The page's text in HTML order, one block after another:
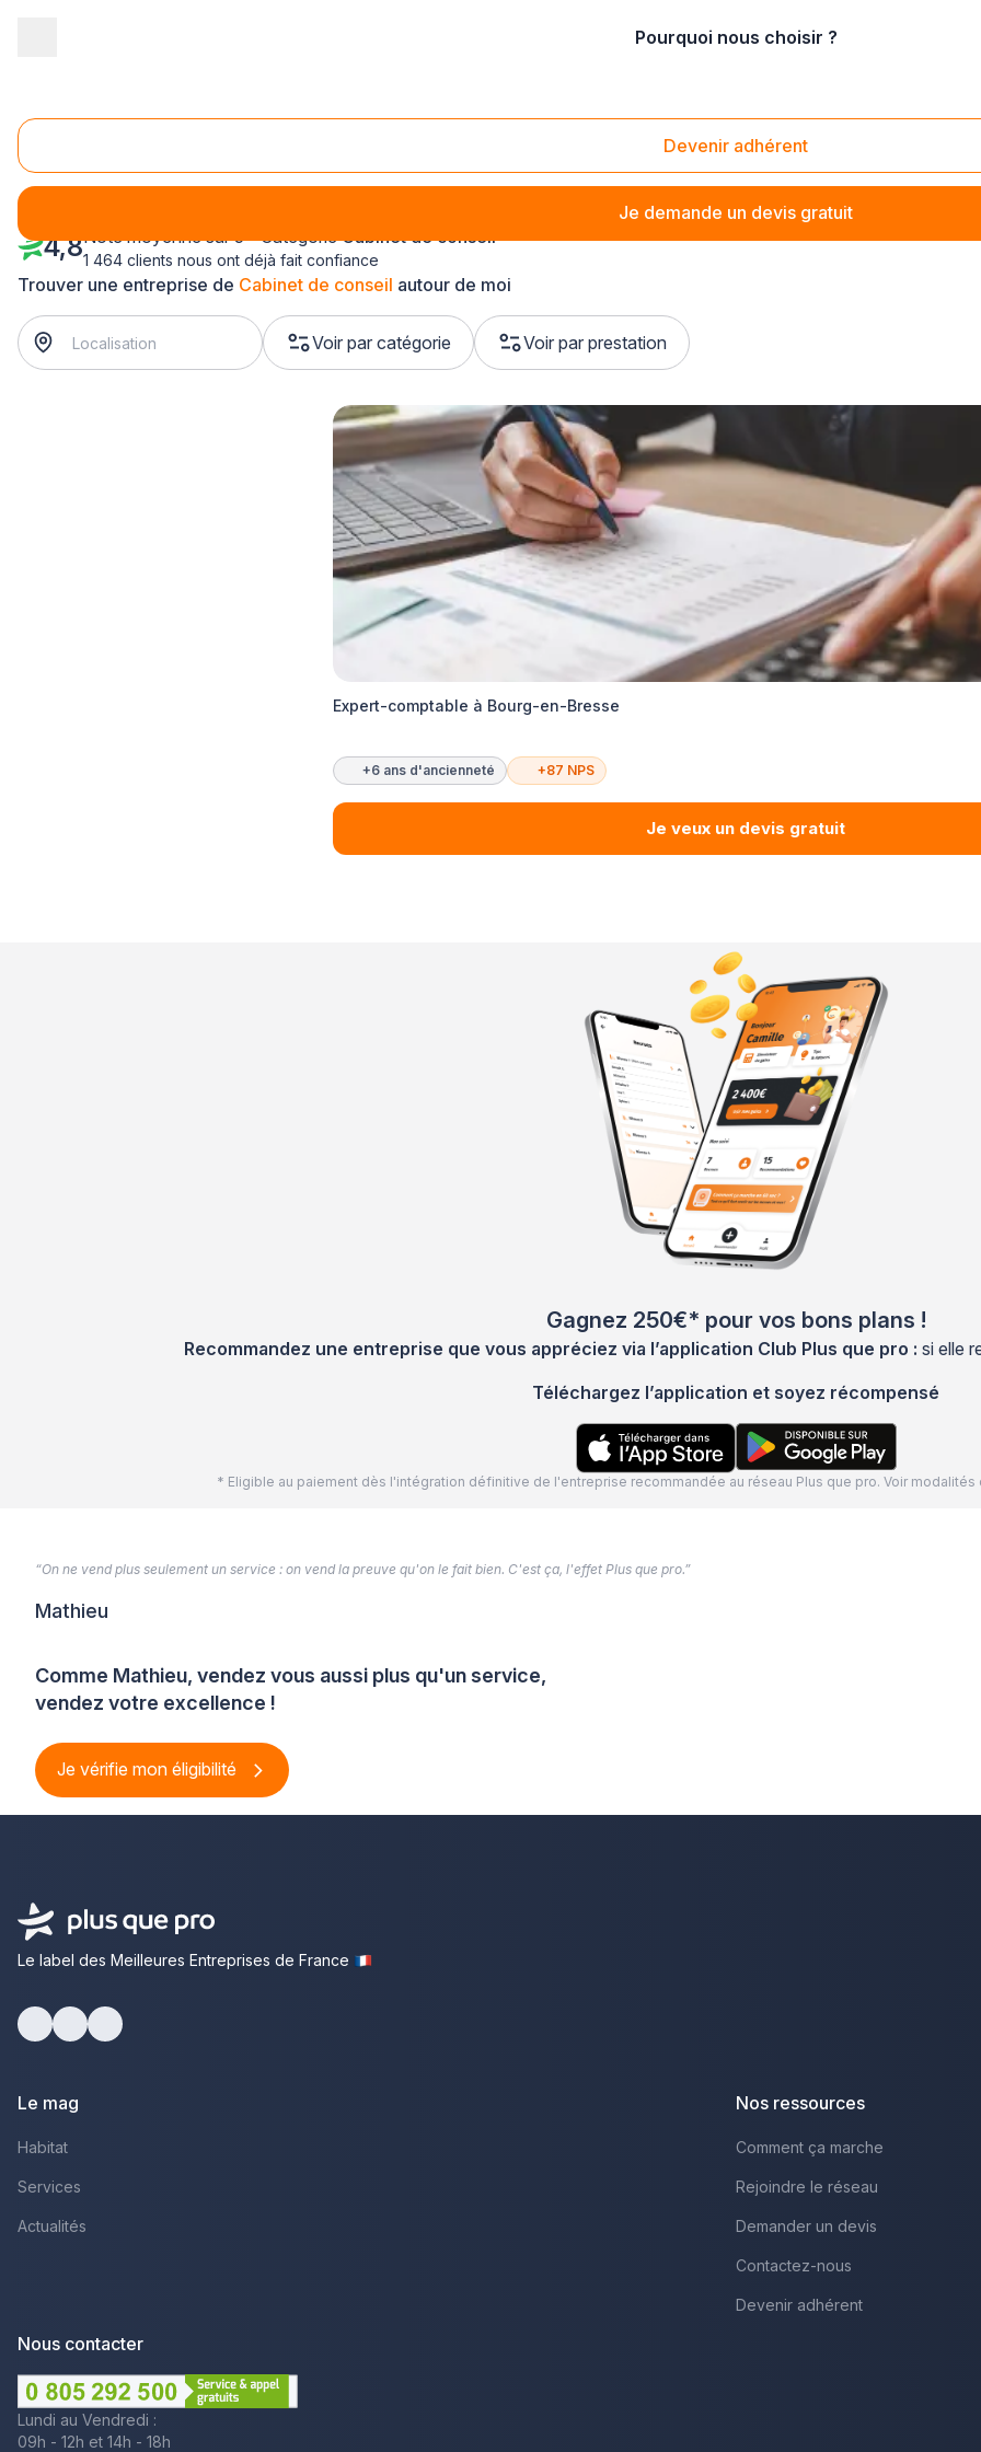
Pourquoi nous choisir ?
Devenir adhérent
Je demande un devis gratuit
Cabinet de conseil Bourg-en-Bresse (01000)
Trouver une entreprise de Cabinet de conseil autour de moi
Voir par catégorie Voir par prestation
4,8Note moyenne sur 5 - CatégorieCabinet de conseil
1 464 clients nous ont déjà fait confiance
Expert-comptable à Bourg-en-Bresse
+6 ans d'ancienneté +87 NPS
Je veux un devis gratuit
Gagnez 250€* pour vos bons plans !
Recommandez une entreprise que vous appréciez via l’application Club Plus que pro : si elle
Téléchargez l’application et soyez récompensé
* Eligible au paiement dès l'intégration définitive de l'entreprise recommandée au réseau Plus que pro. Voir
Comme Mathieu, vendez vous aussi plus qu'un service,
vendez votre excellence !
Je vérifie mon éligibilité
“On ne vend plus seulement un service : on vend la preuve qu'on le fait bien. C'est ça, l'effet Plus que pro.”
Mathieu
Le label des Meilleures Entreprises de France
Le mag
Habitat
Services
Actualités
Nos ressources
Comment ça marche
Rejoindre le réseau
Demander un devis
Contactez-nous
Devenir adhérent
Nous contacter
Lundi au Vendredi :
09h - 12h et 14h - 18h